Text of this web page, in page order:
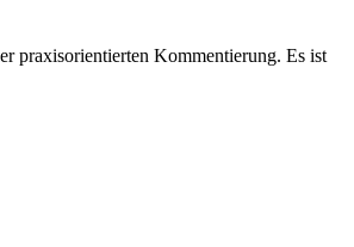
praxisorientierten Kommentierung. Es ist